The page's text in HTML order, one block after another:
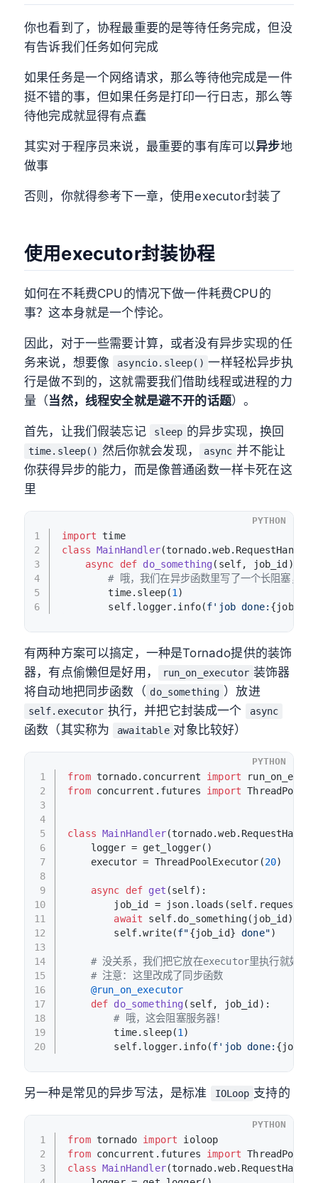
你也看到了，协程最重要的是等待任务完成，但没
有告诉我们任务如何完成
如果任务是一个网络请求，那么等待他完成是一件
挺不错的事，但如果任务是打印一行日志，那么等
待他完成就显得有点蠢
其实对于程序员来说，最重要的事有库可以异步地
做事
否则，你就得参考下一章，使用executor封装了
使用executor封装协程
如何在不耗费CPU的情况下做一件耗费CPU的
事？这本身就是一个悖论。
因此，对于一些需要计算，或者没有异步实现的任
务来说，想要像
asyncio.sleep() 一样轻松异步执
行是做不到的，这就需要我们借助线程或进程的力
量（当然，线程安全就是避不开的话题）。
首先，让我们假装忘记 sleep 的异步实现，换回
time.sleep() 然后你就会发现， async 并不能让
你获得异步的能力，而是像普通函数一样卡死在这
里
1
2
3
4
5
6
import time
class MainHandler
async
def do_something ( self, job_id ):
# 哦，我们在异步函数里写了一个长阻塞，这
        time.sleep(
1)
        self.logger.info(
f'job done: {job_id}
PYTHON
有两种方案可以搞定，一种是Tornado提供的装饰
器，有点偷懒但是好用，
run_on_executor 装饰器
将自动地把同步函数（ do_something ）放进
self.executor 执行，并把它封装成一个 async
函数（其实称为 awaitable 对象比较好）
1
2
3
4
5
6
7
8
9
10
11
12
13
14
15
16
17
18
19
20
from tornado.concurrent import
from concurrent.futures import
class MainHandler
    logger = get_logger()
    executor = ThreadPoolExecutor(
20)
async def get (self):
job_id =
await self.do_something(job_id)
        self.write(
f"{job_id} done")
# 没关系，我们把它放在executor里执行就好了
# 注意：这里改成了同步函数
    @run_on_executor
def do_something ( self, job_id ):
# 哦，这会阻塞服务器！
        time.sleep(
1)
        self.logger.info(
f'job done:
PYTHON
另一种是常见的异步写法，是标准 IOLoop 支持的
1
2
3
from tornado import ioloop
from concurrent.futures import
class MainHandler
PYTHON